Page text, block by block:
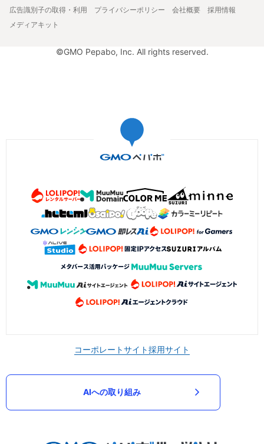
広告識別子の取得・利用
プライバシーポリシー 会社概要
採用情報
メディアキット
©GMO Pepabo, Inc. All rights reserved.
コーポレートサイト採用サイト
AIへの取り組み